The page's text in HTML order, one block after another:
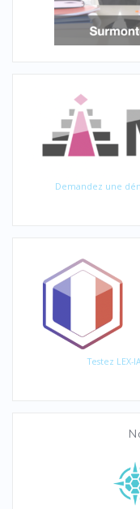
Demandez une
Testez LEX-